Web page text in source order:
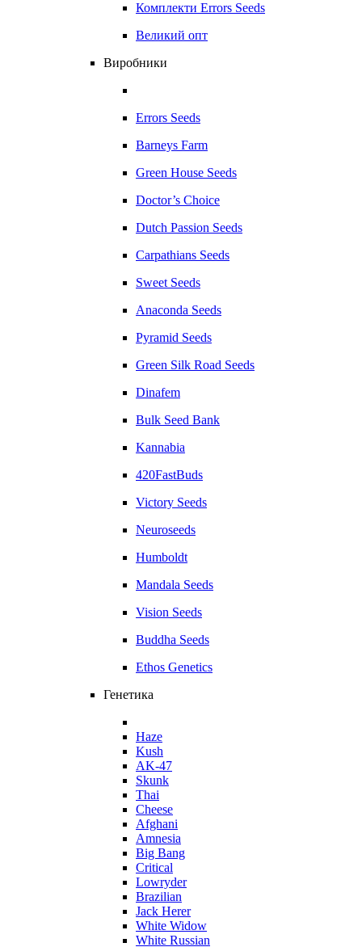
Комплекти Errors Seeds
Великий опт
Виробники
Errors Seeds
Barneys Farm
Green House Seeds
Doctor’s Choice
Dutch Passion Seeds
Carpathians Seeds
Sweet Seeds
Anaconda Seeds
Pyramid Seeds
Green Silk Road Seeds
Dinafem
Bulk Seed Bank
Kannabia
420FastBuds
Victory Seeds
Neuroseeds
Humboldt
Mandala Seeds
Vision Seeds
Buddha Seeds
Ethos Genetics
Генетика
Haze
Kush
AK-47
Skunk
Thai
Cheese
Afghani
Amnesia
Big Bang
Critical
Lowryder
Brazilian
Jack Herer
White Widow
White Russian